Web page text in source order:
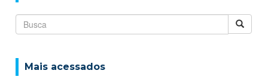
Mais acessados